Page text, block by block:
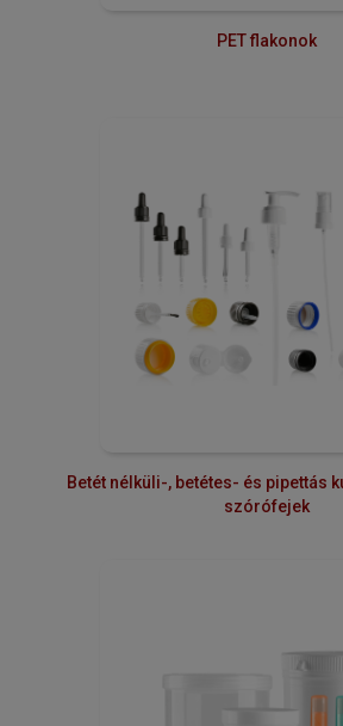
PET flakonok
Betét nélküli-, betétes- és pipettás
szórófejek